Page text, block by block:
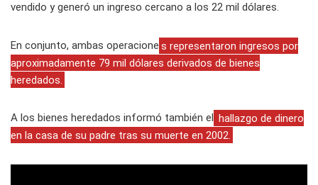
vendido y generó un ingreso cercano a los 22 mil dólares.
En conjunto, ambas operacione s representaron ingresos por
aproximadamente 79 mil dólares derivados de bienes
heredados.
A los bienes heredados informó también el hallazgo de dinero
en la casa de su padre tras su muerte en 2002.